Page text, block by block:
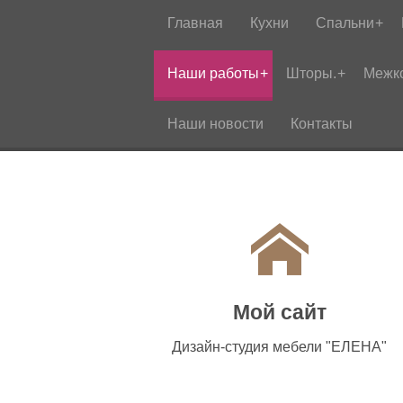
Главная Кухни Спальни
Наши работы Шторы.
Наши новости Контакты
Мой сайт
Дизайн-студия мебели "ЕЛЕНА"